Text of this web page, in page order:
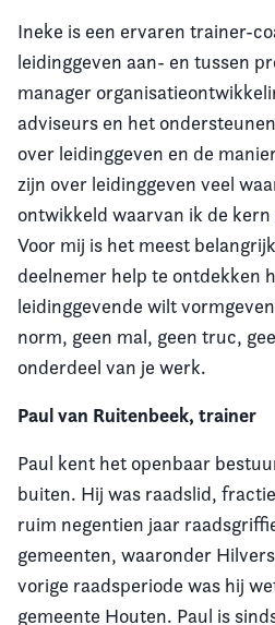
Ineke is een ervaren trainer-
leidinggeven aan- en tussen
manager
adviseurs en het
over leidinggeven en de
zijn over leidinggeven veel
ontwikkeld waarvan ik de
Voor mij is het meest
deelnemer help te ontdekken
leidinggevende wilt
norm, geen mal, geen truc,
onderdeel van je werk.
Paul van Ruitenbeek, trainer
Paul kent het openbaar
buiten. Hij was raadslid,
ruim negentien jaar
gemeenten, waaronder
vorige raadsperiode was hij
gemeente Houten. Paul is